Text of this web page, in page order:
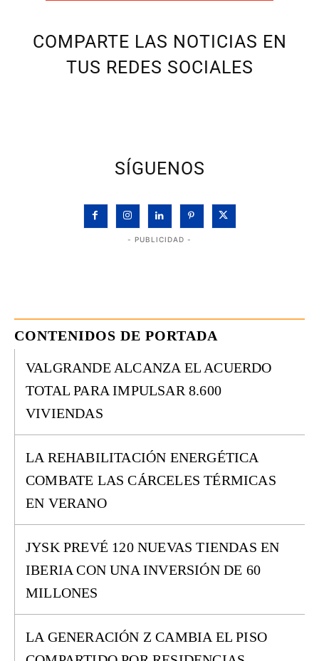
COMPARTE LAS NOTICIAS EN
TUS REDES SOCIALES
SÍGUENOS
- PUBLICIDAD -
CONTENIDOS DE PORTADA
VALGRANDE ALCANZA EL ACUERDO
TOTAL PARA IMPULSAR 8.600
VIVIENDAS
LA REHABILITACIÓN ENERGÉTICA
COMBATE LAS CÁRCELES TÉRMICAS
EN VERANO
JYSK PREVÉ 120 NUEVAS TIENDAS EN
IBERIA CON UNA INVERSIÓN DE 60
MILLONES
LA GENERACIÓN Z CAMBIA EL PISO